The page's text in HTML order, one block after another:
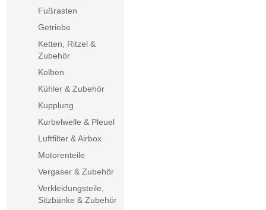
Fußrasten
Getriebe
Ketten, Ritzel &
Zubehör
Kolben
Kühler & Zubehör
Kupplung
Kurbelwelle & Pleuel
Luftfilter & Airbox
Motorenteile
Vergaser & Zubehör
Verkleidungsteile,
Sitzbänke & Zubehör